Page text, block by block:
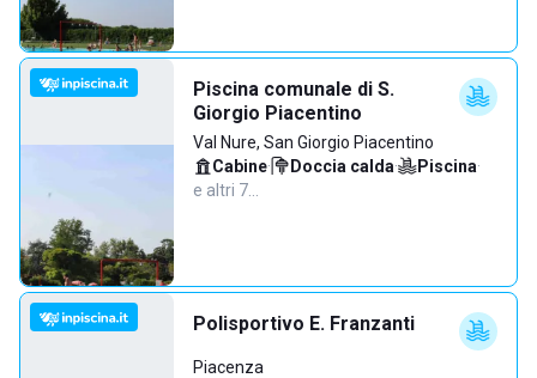
Piscina comunale di S.
Giorgio Piacentino
Val Nure, San Giorgio Piacentino
Cabine· Doccia calda· Piscina·
e altri 7…
Polisportivo E. Franzanti
Piacenza